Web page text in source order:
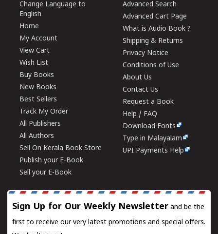
Change Language to
English
Home
My Account
View Cart
Wish List
Buy Books
New Books
Best Sellers
Track My Order
All Publishers
All Authors
Sell On Kerala Book Store
Publish your E-Book
Sell your E-Book
Advanced Search
Advanced Cart Page
What is Audio Book ?
Shipping & Returns
Privacy Notice
Conditions of Use
About Us
Contact Us
Request a Book
Help / FAQ
Download Fonts
Type in Malayalam
UPI Payments Help
Sign Up for Our Weekly Newsletter and be the
first to receive our very latest promotions and special offers.